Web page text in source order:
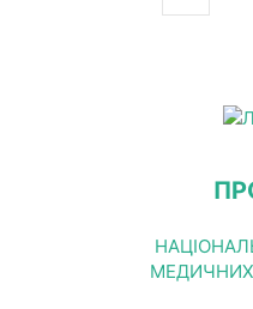
МЕДИЧНИХ